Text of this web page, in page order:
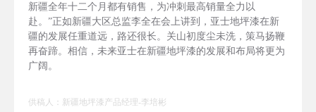
新疆全年十二个月都有销售，为冲刺最高销量全力以
赴。”正如新疆大区总监李全在会上讲到，亚士地坪漆在新
疆的发展任重道远，路还很长。关山初度尘未洗，策马扬鞭
再奋蹄。相信，未来亚士在新疆地坪漆的发展和布局将更为
广阔。
供稿人：新疆地坪漆产品经理-李培彬